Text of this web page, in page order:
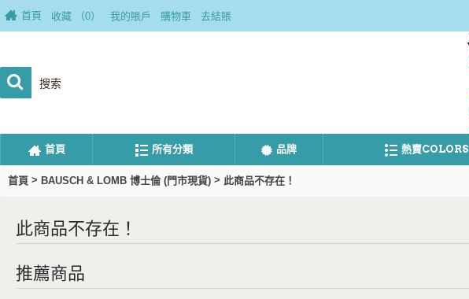
首頁 收藏 （0） 我的賬戶 購物車 去結賬
首頁 所有分類 品牌 熱賣COLORS
首頁 > BAUSCH & LOMB 博士倫 (門市現貨) > 此商品不存在！
此商品不存在！
推薦商品